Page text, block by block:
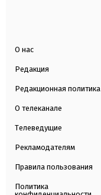
О нас
Редакция
Редакционная политика
О телеканале
Телеведущие
Рекламодателям
Правила пользования
Политика